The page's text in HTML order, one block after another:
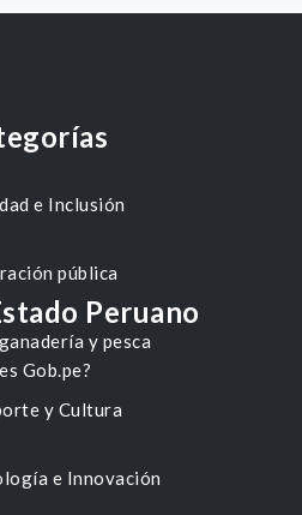
e Inclusión
pública
y pesca
y Cultura
e Innovación
Peruano
Gob.pe?